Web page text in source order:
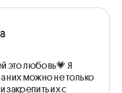
это любовь💗 Я
них можно не только
закрепить их с